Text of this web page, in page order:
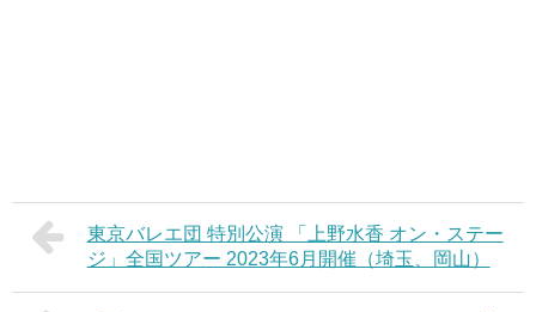
東京バレエ団 特別公演 「上野水香 オン・ステー
ジ」全国ツアー 2023年6月開催（埼玉、岡山）